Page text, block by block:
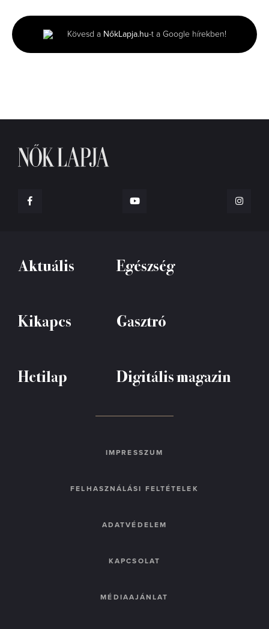
minutes,
23
seconds
Kövesd a NőkLapja.hu-t a Google hírekben!
Aktuális Egészség
Kikapcs Gasztró
Hetilap Digitális magazin
IMPRESSZUM
FELHASZNÁLÁSI FELTÉTELEK
ADATVÉDELEM
KAPCSOLAT
MÉDIAAJÁNLAT